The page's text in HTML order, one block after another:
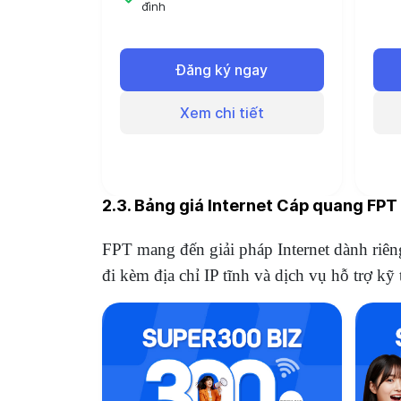
đình
trong nước và quốc tế
Đóng 6 tháng sử dụng 6 tháng
Đóng 12 tháng - Sử dụng 13
Đăng ký ngay
Xem chi tiết
2.3. Bảng giá Internet Cáp quang
FPT mang đến giải pháp Internet dành
đi kèm địa chỉ IP tĩnh và dịch vụ hỗ trợ kỹ